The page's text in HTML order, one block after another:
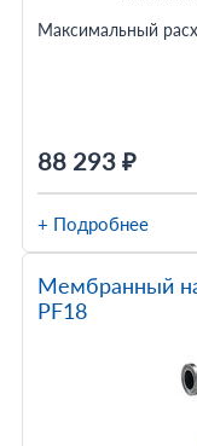
88 293 ₽
Максимальный
+ Подробнее
Мембранный
PF18